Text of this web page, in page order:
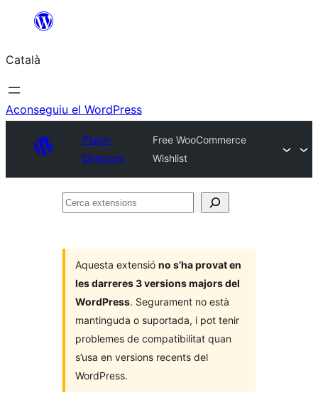
contingut
Català
Aconseguiu el WordPress
Plugin
Directory
Free WooCommerce
Wishlist
Cerca
Aquesta extensió no s’ha provat en
les darreres 3 versions majors del
WordPress. Segurament no està
mantinguda o suportada, i pot tenir
problemes de compatibilitat quan
s’usa en versions recents del
WordPress.